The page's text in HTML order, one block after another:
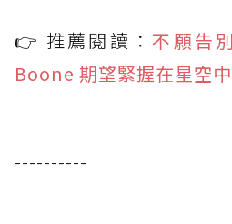
👉 推薦閱讀：不願告
Boone 期望緊握在星空
----------